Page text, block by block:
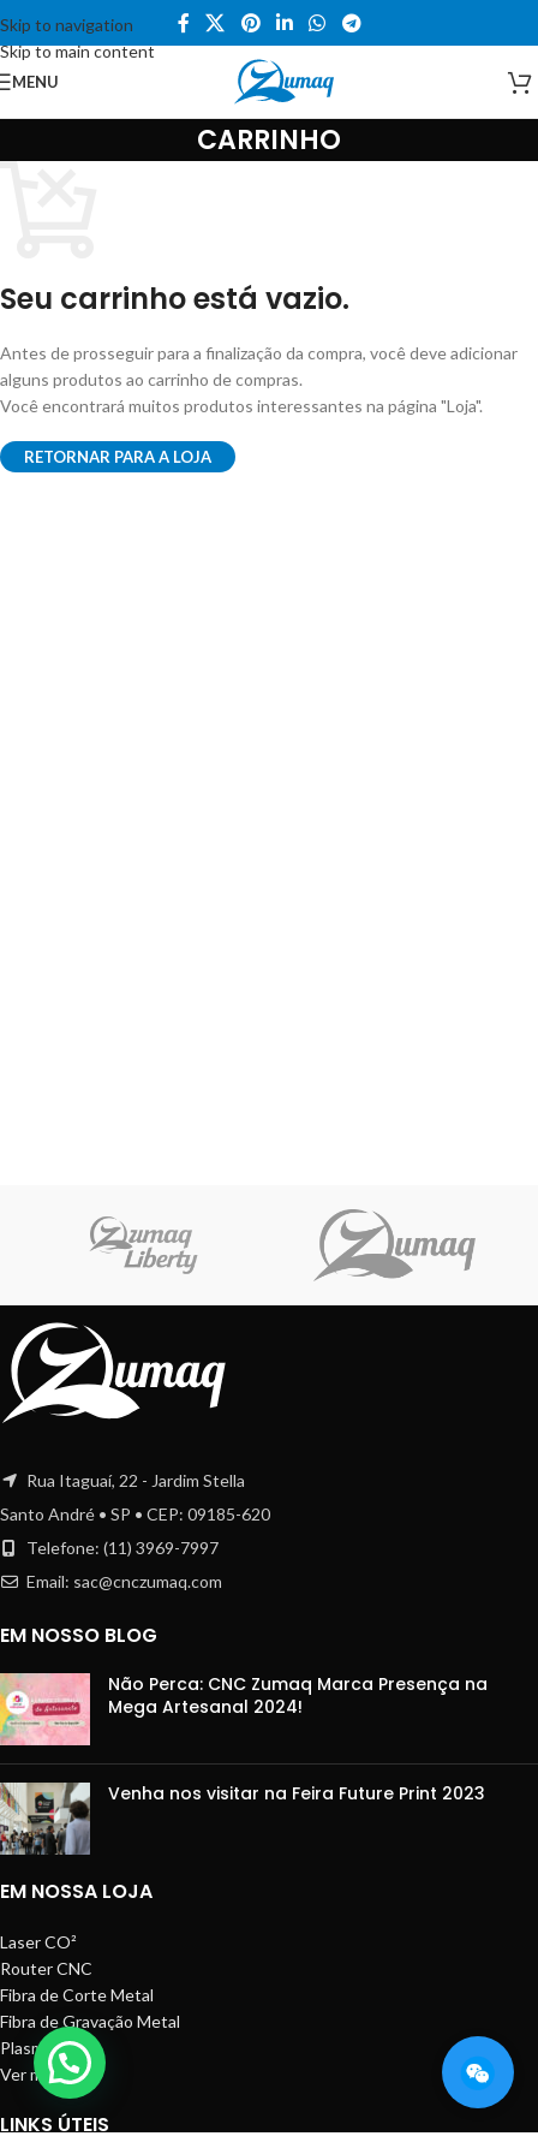
Skip to navigation
Skip to main content
MENU
CARRINHO
Seu carrinho está vazio.
Antes de prosseguir para a finalização da compra, você deve adicionar
alguns produtos ao carrinho de compras.
Você encontrará muitos produtos interessantes na página "Loja".
RETORNAR PARA A LOJA
Rua Itaguaí, 22 - Jardim Stella
Santo André • SP • CEP: 09185-620
Telefone: (11) 3969-7997
Email: sac@cnczumaq.com
EM NOSSO BLOG
Não Perca: CNC Zumaq Marca Presença na
Mega Artesanal 2024!
Venha nos visitar na Feira Future Print 2023
EM NOSSA LOJA
Laser CO²
Router CNC
Fibra de Corte Metal
Fibra de Gravação Metal
Plasma CNC
Ver mais
LINKS ÚTEIS